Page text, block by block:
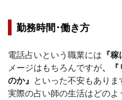
勤務時間･働き方
電話占いという職業には 『
メージはもちろんですが、『
のか』 といった不安もありま
実際の占い師の生活はどのよ